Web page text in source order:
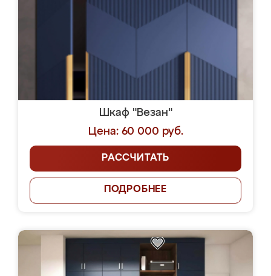
Шкаф "Везан"
Цена: 60 000 руб.
РАССЧИТАТЬ
ПОДРОБНЕЕ